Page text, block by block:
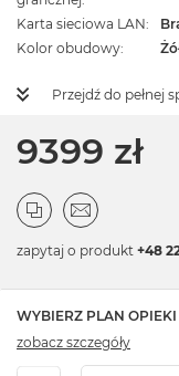
Karta sieciowa LAN
Kolor obudowy
Przejdź do pełnej
9399 zł
zapytaj o produkt +48
WYBIERZ PLAN
zobacz szczegóły